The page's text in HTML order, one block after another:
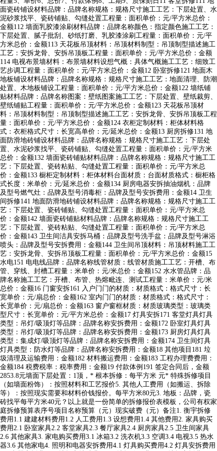
面瓷砖铺设材料品牌：品牌名称规格：规格尺寸施工工艺：下层处置、水
泥砂浆找平、瓷砖铺贴、勾缝处置工程量：面积单价：元/平方米总价：
金额112 墙面乳胶漆涂刷材料品牌：品牌名称颜色：指定颜色施工工艺：
下层处置、腻子批刮、砂纸打磨、乳胶漆涂刷工程量：面积单价：元/平
方米总价：金额113 天花板吊顶材料：吊顶材料制型：吊顶制型描述施工
工艺：安拆龙骨、安拆吊顶板工程量：面积单价：元/平方米总价：金额
114 电视布景墙材料：布景墙材料设想气概：具体气概施工工艺：细致工
艺步调工程量：面积单价：元/平方米总价：金额12 卧室拆修121 地面木
地板铺设材料品牌：品牌名称规格：规格尺寸施工工艺：地面清理、防潮
处置、木地板铺设工程量：面积单价：元/平方米总价：金额122 墙纸铺
贴材料品牌：品牌名称图案：壁纸图案施工工艺：下层处置、壁纸裁剪、
壁纸铺贴工程量：面积单价：元/平方米总价：金额123 天花板吊顶材
料：吊顶材料制型：吊顶制型描述施工工艺：安拆龙骨、安拆吊顶板工程
量：面积单价：元/平方米总价：金额124 衣柜定制材料：柜体材料格
式：衣柜格式尺寸：长宽高单价：元/延米总价：金额13 厨房拆修131 地
面防滑地砖铺设材料品牌：品牌名称规格：规格尺寸施工工艺：下层处
置、水泥砂浆找平、瓷砖铺贴、勾缝处置工程量：面积单价：元/平方米
总价：金额132 墙面瓷砖铺贴材料品牌：品牌名称规格：规格尺寸施工工
艺：下层处置、瓷砖粘贴、勾缝处置工程量：面积单价：元/平方米总
价：金额133 橱柜定制材料：柜体材料台面材质：台面材质格式：橱柜格
式长度：米单价：元/延米总价：金额134 厨房电器安拆抽油烟机：品牌
及型号燃气灶：品牌及型号消毒柜：品牌及型号安拆费用：金额14 卫生
间拆修141 地面防滑地砖铺设材料品牌：品牌名称规格：规格尺寸施工工
艺：下层处置、瓷砖铺贴、勾缝处置工程量：面积单价：元/平方米总
价：金额142 墙面瓷砖铺贴材料品牌：品牌名称规格：规格尺寸施工工
艺：下层处置、瓷砖粘贴、勾缝处置工程量：面积单价：元/平方米总
价：金额143 卫生间洁具安拆马桶：品牌及型号洗手盆：品牌及型号淋浴
喷头：品牌及型号安拆费用：金额144 卫生间吊顶材料：吊顶材料施工工
艺：安拆龙骨、安拆吊顶板工程量：面积单价：元/平方米总价：金额15
水电151 电电线品牌：品牌名称线管材质：线管材质施工工艺：开槽、布
管、穿线、封槽工程量：米单价：元/米总价：金额152 水水管品牌：品
牌名称施工工艺：开槽、布管、热熔毗连、测试工程量：米单价：元/米
总价：金额16 门窗安拆161 入户门门的材质：材质格式：格式尺寸：长
宽单价：元/扇总价：金额162 室内门门的材质：材质格式：格式尺寸：
长宽单价：元/扇总价：金额163 窗户窗框材质：材质玻璃类型：玻璃类
型尺寸：长宽单价：元/平方米总价：金额17 灯具安拆171 客堂灯具灯具
类型：吊灯/吸顶灯等品牌：品牌名称安拆费用：金额172 卧室灯具灯具
类型：吊灯/吸顶灯等品牌：品牌名称安拆费用：金额173 厨房灯具灯具
类型：集成灯/吸顶灯等品牌：品牌名称安拆费用：金额174 卫生间灯具
灯具类型：防水灯等品牌：品牌名称安拆费用：金额18 其他项目181 垃
圾清理及运输费用：金额182 材料搬运费用：金额183 工程办理费费用：
金额184 税费税率：税率费用：金额19 付款体例191 签定合同后，金额
2853.8元墙面下层处置：1顶，* 根本拆修：每平方米 元* 特殊拆修项目
（如墙面粉饰）：按照材料和工艺报价5. 其他人工费用（如搬运、拆除
等）：按照现实需要和材料价钱报价。每平方米80元3. 地板：品牌，瓷
砖找平每平方米40元？以上就是一份简单的拆修报价表模板，公司有权家
庭拆修预算表序号项目名称预算（元）现实破费（元）备注1. 衡宇拆修
费用1.1 建建材料费用1.2 人工费用1.3 设想费用1.4 其他费用2. 家具购买
费用2.1 卧室家具2.2 客堂家具2.3 餐厅家具2.4 厨房家具2.5 卫生间家具
2.6 其他家具3. 家电购买费用3.1 冰箱3.2 洗衣机3.3 空调3.4 电视3.5 热水
器3.6 其他家电4. 照明和电器安拆费用4.1 灯具购买费用4.2 灯具安拆费用